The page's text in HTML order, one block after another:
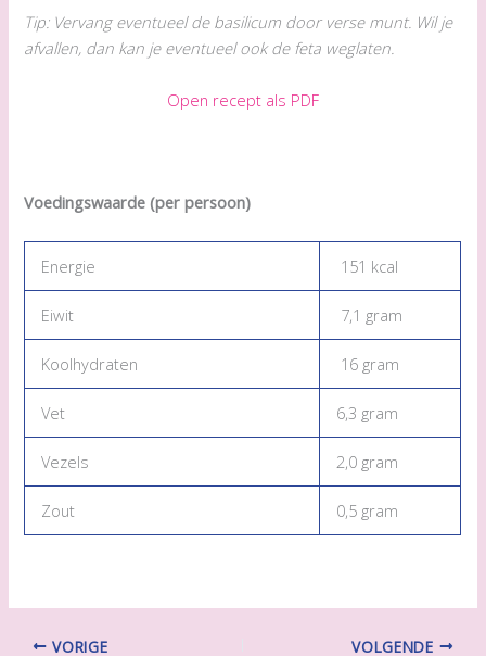
Tip: Vervang eventueel de basilicum door verse munt. Wil je
afvallen, dan kan je eventueel ook de feta weglaten.
Open recept als PDF
Voedingswaarde (per persoon)
Energie 151 kcal
Eiwit 7,1 gram
Koolhydraten 16 gram
Vet 6,3 gram
Vezels 2,0 gram
Zout 0,5 gram
VORIGE VOLGENDE